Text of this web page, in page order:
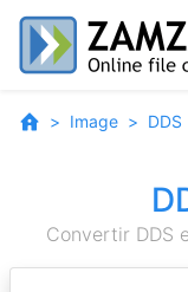
Image DDS
Convertir DDS